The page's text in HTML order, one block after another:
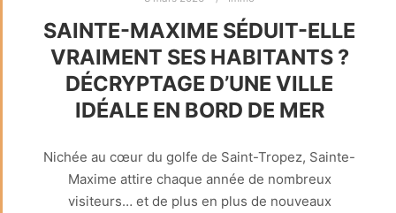
SAINTE-MAXIME SÉDUIT-ELLE
VRAIMENT SES HABITANTS ?
DÉCRYPTAGE D’UNE VILLE
IDÉALE EN BORD DE MER
Nichée au cœur du golfe de Saint-Tropez, Sainte-
Maxime attire chaque année de nombreux
visiteurs… et de plus en plus de nouveaux